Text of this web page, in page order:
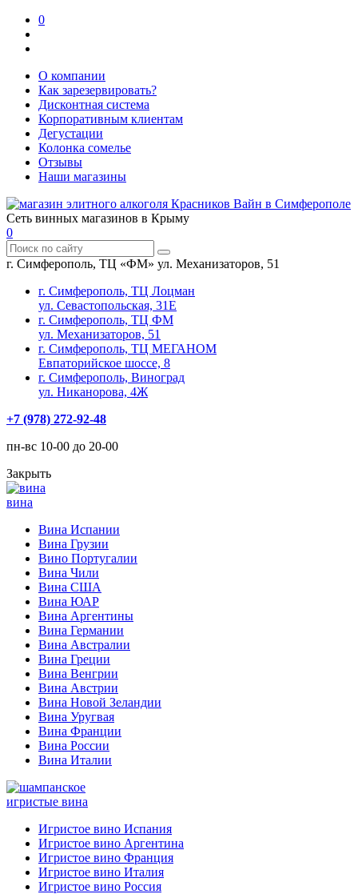
0
О компании
Как зарезервировать?
Дисконтная система
Корпоративным клиентам
Дегустации
Колонка сомелье
Отзывы
Наши магазины
Сеть винных магазинов в Крыму
0
г. Симферополь, ТЦ «ФМ» ул. Механизаторов, 51
г. Симферополь, ТЦ Лоцман
ул. Севастопольская, 31Е
г. Симферополь, ТЦ ФМ
ул. Механизаторов, 51
г. Симферополь, ТЦ МЕГАНОМ
Евпаторийское шоссе, 8
г. Симферополь, Виноград
ул. Никанорова, 4Ж
+7 (978) 272-92-48
пн-вс 10-00 до 20-00
Закрыть
вина
Вина Испании
Вина Грузии
Вино Португалии
Вина Чили
Вина США
Вина ЮАР
Вина Аргентины
Вина Германии
Вина Австралии
Вина Греции
Вина Венгрии
Вина Австрии
Вина Новой Зеландии
Вина Уругвая
Вина Франции
Вина России
Вина Италии
игристые вина
Игристое вино Испания
Игристое вино Аргентина
Игристое вино Франция
Игристое вино Италия
Игристое вино Россия